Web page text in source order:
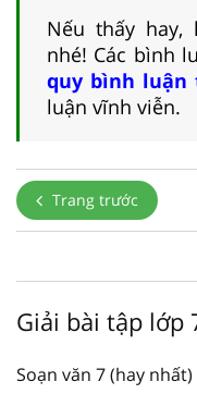
Nếu thấy hay,
nhé! Các bình
quy bình luận
luận vĩnh viễn.
Trang trước
Giải bài tập lớp
Soạn văn 7 (hay